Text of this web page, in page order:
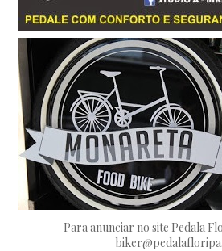
Para anunciar no site Pedala